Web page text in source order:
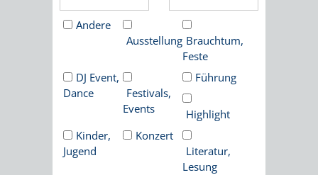
REPORTAGEN
DER
IMAGEFILM
AKTUELLES
ENGAGIERTE
STADT
Andere
Ausstellung Brauchtum,
Feste
DJ Event,
Dance
Festivals,
Events
Führung
Highlight
Kinder,
Jugend
Konzert
Literatur,
Lesung